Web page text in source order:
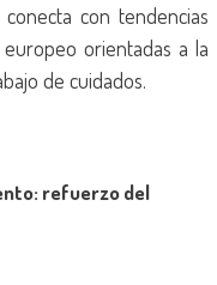
con tendencias
orientadas a la
de cuidados.
refuerzo del